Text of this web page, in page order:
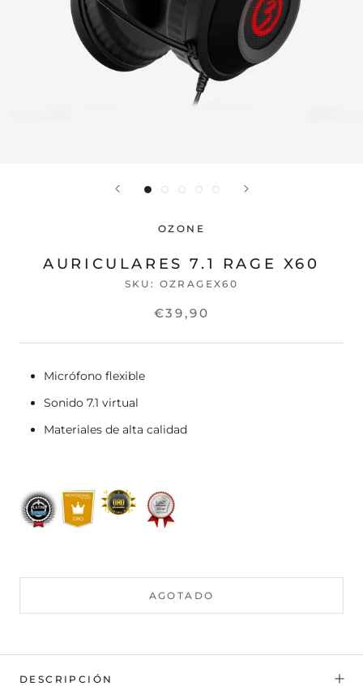
OZONE
AURICULARES 7.1 RAGE X60
SKU: OZRAGEX60
€39,90
Micrófono flexible
Sonido 7.1 virtual
Materiales de alta calidad
AGOTADO
DESCRIPCIÓN